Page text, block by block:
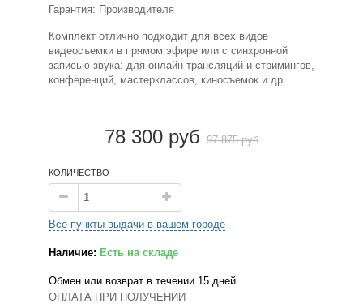
Гарантия: Производителя
Комплект отлично подходит для всех видов
видеосъемки в прямом эфире или с синхронной
записью звука: для онлайн трансляций и стримингов,
конференций, мастерклассов, киносъемок и др.
78 300 руб 97 875 руб
КОЛИЧЕСТВО
Все пункты выдачи в вашем городе
Наличие: Есть на складе
Обмен или возврат в течении 15 дней
ОПЛАТА ПРИ ПОЛУЧЕНИИ